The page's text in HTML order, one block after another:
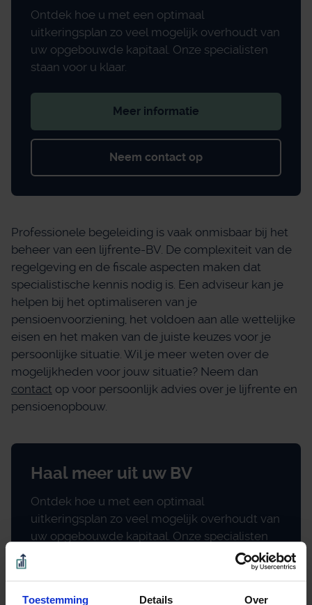
Toestemming Details Over
Ontdek hoe u met een optimaal
uitkeringsplan zo veel mogelijk overhoudt van
uw opgebouwde kapitaal. Onze specialisten
staan voor u klaar.
Meer informatie
Neem contact op
Professionele begeleiding is vaak onmisbaar bij het
beheer van een lijfrente-BV. De complexiteit van de
regelgeving en de fiscale aspecten maken dat
specialistische kennis nodig is. Een adviseur kan je
helpen bij het optimaliseren van je
pensioenvoorziening, het voldoen aan alle wettelijke
eisen en het maken van de juiste keuzes voor je
persoonlijke situatie. Wil je meer weten over de
mogelijkheden voor jouw situatie? Neem dan
contact op voor persoonlijk advies over je lijfrente en
pensioenopbouw.
Haal meer uit uw BV
Ontdek hoe u met een optimaal
uitkeringsplan zo veel mogelijk overhoudt van
uw opgebouwde kapitaal. Onze specialisten
Meer informatie